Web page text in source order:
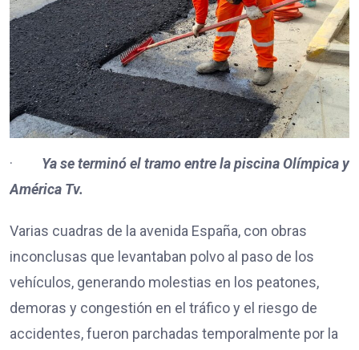
· Ya se terminó el tramo entre la piscina Olímpica y
América Tv.
Varias cuadras de la avenida España, con obras
inconclusas que levantaban polvo al paso de los
vehículos, generando molestias en los peatones,
demoras y congestión en el tráfico y el riesgo de
accidentes, fueron parchadas temporalmente por la